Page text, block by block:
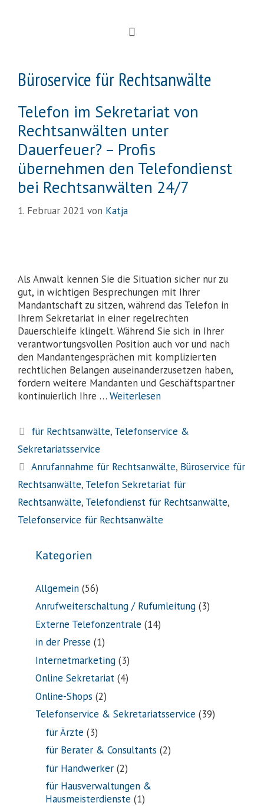
Büroservice für Rechtsanwälte
Telefon im Sekretariat von
Rechtsanwälten unter
Dauerfeuer? – Profis
übernehmen den Telefondienst
bei Rechtsanwälten 24/7
1. Februar 2021 von Katja
Als Anwalt kennen Sie die Situation sicher nur zu
gut, in wichtigen Besprechungen mit Ihrer
Mandantschaft zu sitzen, während das Telefon in
Ihrem Sekretariat in einer regelrechten
Dauerschleife klingelt. Während Sie sich in Ihrer
verantwortungsvollen Position auch vor und nach
den Mandantengesprächen mit komplizierten
rechtlichen Belangen auseinanderzusetzen haben,
fordern weitere Mandanten und Geschäftspartner
kontinuierlich Ihre … Weiterlesen
für Rechtsanwälte, Telefonservice &
Sekretariatsservice
Anrufannahme für Rechtsanwälte, Büroservice für
Rechtsanwälte, Telefon Sekretariat für
Rechtsanwälte, Telefondienst für Rechtsanwälte,
Telefonservice für Rechtsanwälte
Kategorien
Allgemein (56)
Anrufweiterschaltung / Rufumleitung (3)
Externe Telefonzentrale (14)
in der Presse (1)
Internetmarketing (3)
Online Sekretariat (4)
Online-Shops (2)
Telefonservice & Sekretariatsservice (39)
für Ärzte (3)
für Berater & Consultants (2)
für Handwerker (2)
für Hausverwaltungen &
Hausmeisterdienste (1)